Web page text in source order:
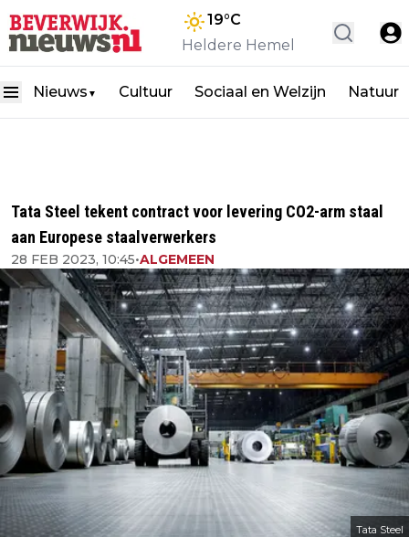
19°C
Heldere Hemel
Nieuws ▼ Cultuur Sociaal en Welzijn Natuur
Tata Steel tekent contract voor levering CO2-arm staal
aan Europese staalverwerkers
28 FEB 2023, 10:45•ALGEMEEN
Tata Steel